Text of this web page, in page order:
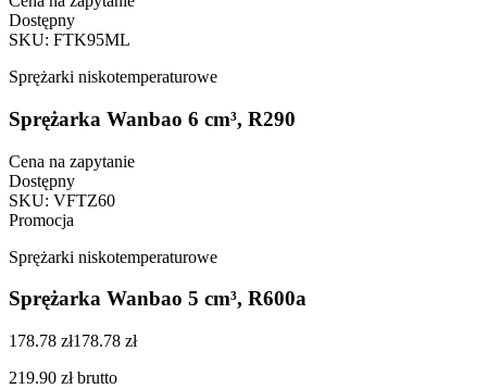
Dostępny
SKU: FTK95ML
Sprężarki niskotemperaturowe
Sprężarka Wanbao 6 cm³, R290
Cena na zapytanie
Dostępny
SKU: VFTZ60
Promocja
Sprężarki niskotemperaturowe
Sprężarka Wanbao 5 cm³, R600a
178.78 zł178.78 zł
219.90 zł brutto